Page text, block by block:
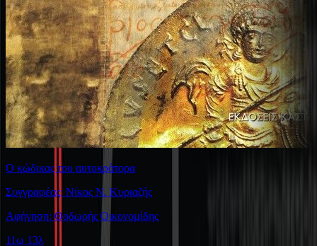
Ο κώδικας του αυτοκράτορα
Συγγραφέας: Νίκος Ν. Κυριαζής
Αφήγηση: Θοδωρής Οικονομίδης
11ω 13λ